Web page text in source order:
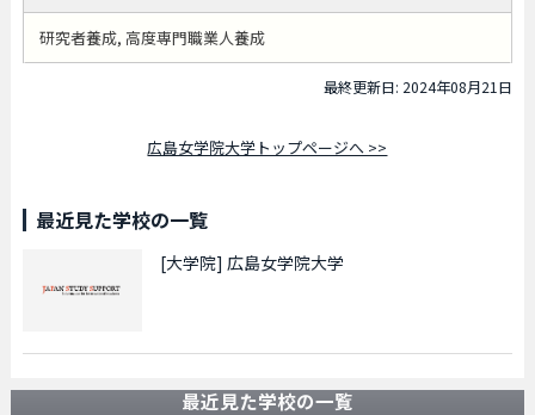
研究者養成, 高度専門職業人養成
最終更新日: 2024年08月21日
広島女学院大学トップページへ >>
最近見た学校の一覧
[大学院] 広島女学院大学
最近見た学校の一覧